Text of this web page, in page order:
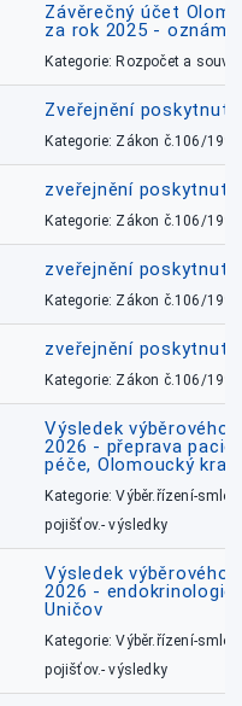
Závěrečný účet
za rok 2025 -
Kategorie: Rozpočet a
Zveřejnění
Kategorie: Zákon č.106/1999
zveřejnění
Kategorie: Zákon č.106/1999
zveřejnění
Kategorie: Zákon č.106/1999
zveřejnění
Kategorie: Zákon č.106/1999
Výsledek výběrového
2026 - přeprava
péče, Olomoucký kraj
Kategorie: Výběr.řízení-
pojišťov.- výsledky
Výsledek výběrového
2026 - endokrinologie
Uničov
Kategorie: Výběr.řízení-
pojišťov.- výsledky